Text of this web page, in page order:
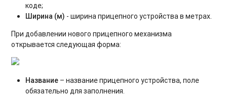
коде;
Ширина (м) - ширина прицепного устройства в метрах.
При добавлении нового прицепного механизма
открывается следующая форма:
Название – название прицепного устройства, поле
обязательно для заполнения.